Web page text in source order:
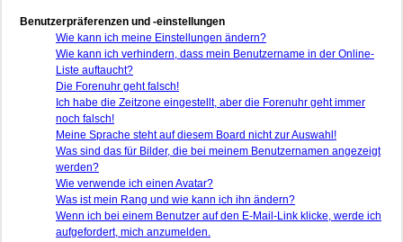
Benutzerpräferenzen und -einstellungen
Wie kann ich meine Einstellungen ändern?
Wie kann ich verhindern, dass mein Benutzername in der Online-
Liste auftaucht?
Die Forenuhr geht falsch!
Ich habe die Zeitzone eingestellt, aber die Forenuhr geht immer
noch falsch!
Meine Sprache steht auf diesem Board nicht zur Auswahl!
Was sind das für Bilder, die bei meinem Benutzernamen angezeigt
werden?
Wie verwende ich einen Avatar?
Was ist mein Rang und wie kann ich ihn ändern?
Wenn ich bei einem Benutzer auf den E-Mail-Link klicke, werde ich
aufgefordert, mich anzumelden.